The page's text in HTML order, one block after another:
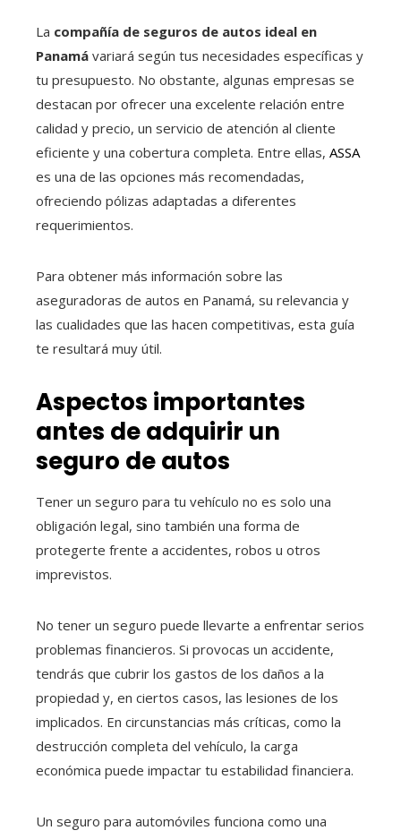
La compañía de seguros de autos ideal en
Panamá variará según tus necesidades específicas y
tu presupuesto. No obstante, algunas empresas se
destacan por ofrecer una excelente relación entre
calidad y precio, un servicio de atención al cliente
eficiente y una cobertura completa. Entre ellas, ASSA
es una de las opciones más recomendadas,
ofreciendo pólizas adaptadas a diferentes
requerimientos.
Para obtener más información sobre las
aseguradoras de autos en Panamá, su relevancia y
las cualidades que las hacen competitivas, esta guía
te resultará muy útil.
Aspectos importantes
antes de adquirir un
seguro de autos
Tener un seguro para tu vehículo no es solo una
obligación legal, sino también una forma de
protegerte frente a accidentes, robos u otros
imprevistos.
No tener un seguro puede llevarte a enfrentar serios
problemas financieros. Si provocas un accidente,
tendrás que cubrir los gastos de los daños a la
propiedad y, en ciertos casos, las lesiones de los
implicados. En circunstancias más críticas, como la
destrucción completa del vehículo, la carga
económica puede impactar tu estabilidad financiera.
Un seguro para automóviles funciona como una